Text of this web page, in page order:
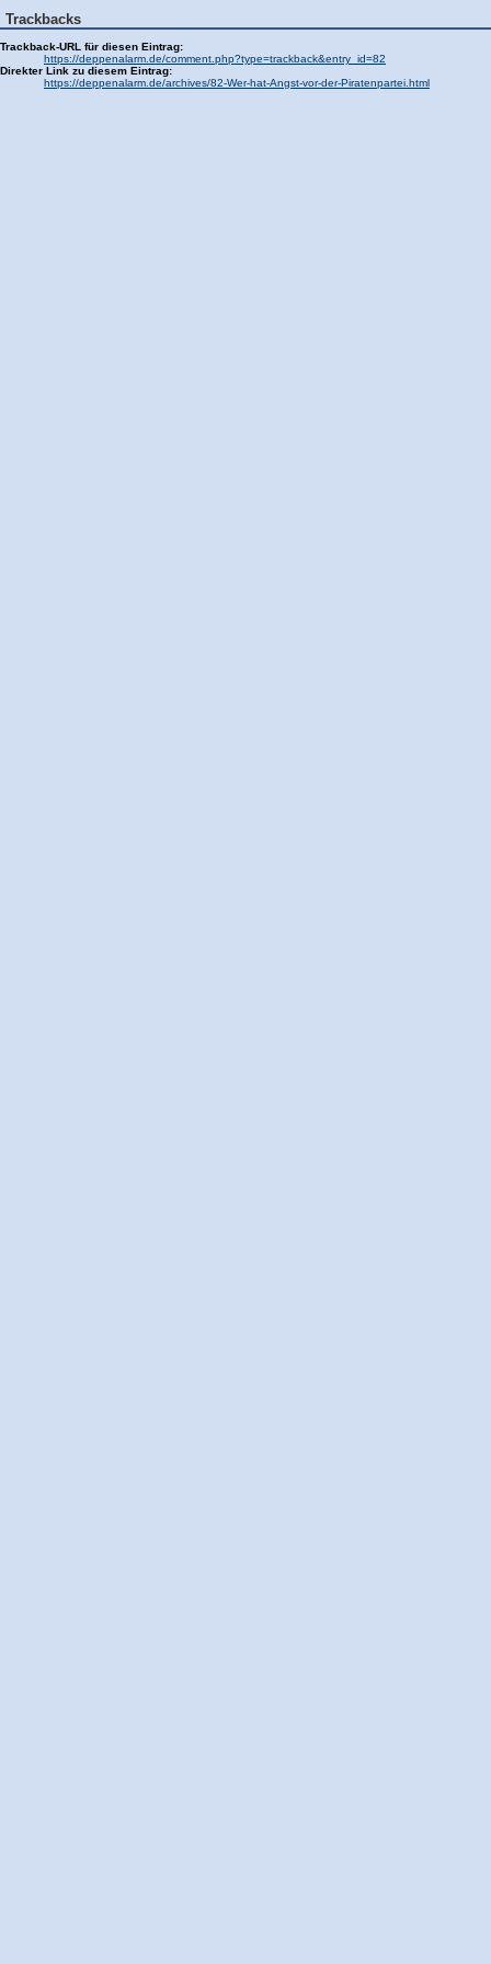
Trackbacks
Trackback-URL für diesen Eintrag:
https://deppenalarm.de/comment.php?type=trackback&entry_id=82
Direkter Link zu diesem Eintrag:
https://deppenalarm.de/archives/82-Wer-hat-Angst-vor-der-Piratenpartei.html